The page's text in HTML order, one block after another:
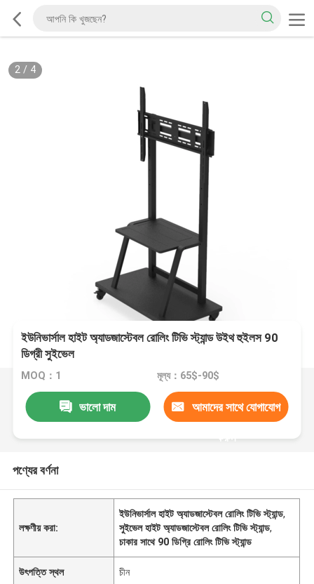
2/ 4
ইউনিভার্সাল হাইট অ্যাডজাস্টেবল রোলিং টিভি স্ট্যান্ড উইথ হুইলস 90
ডিগ্রী সুইভেল
MOQ：1 মূল্য：65$-90$
ভালো দাম আমাদের সাথে যোগাযোগ
করুন
পণ্যের বর্ণনা
লক্ষণীয় করা:
ইউনিভার্সাল হাইট অ্যাডজাস্টেবল রোলিং টিভি স্ট্যান্ড,
সুইভেল হাইট অ্যাডজাস্টেবল রোলিং টিভি স্ট্যান্ড,
চাকার সাথে 90 ডিগ্রি রোলিং টিভি স্ট্যান্ড
উৎপত্তি স্থল চীন